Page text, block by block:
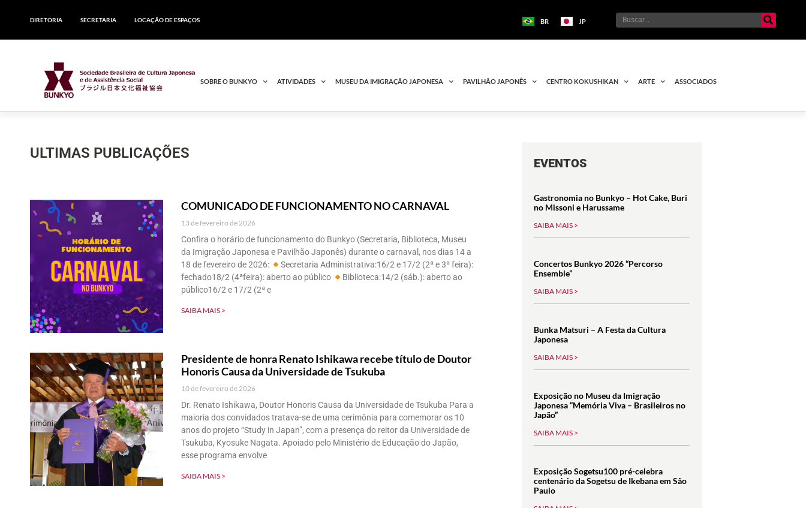
DIRETORIA SECRETARIA LOCAÇÃO DE ESPAÇOS BR JP
SOBRE O BUNKYO ATIVIDADES MUSEU DA IMIGRAÇÃO JAPONESA PAVILHÃO JAPONÊS CENTRO KOKUSHIKAN ARTE ASSOCIADOS
ULTIMAS PUBLICAÇÕES
COMUNICADO DE FUNCIONAMENTO NO CARNAVAL
13 de fevereiro de 2026
Confira o horário de funcionamento do Bunkyo (Secretaria, Biblioteca, Museu
da Imigração Japonesa e Pavilhão Japonês) durante o carnaval, nos dias 14 a
18 de fevereiro de 2026:
Secretaria Administrativa:16/2 e 17/2 (2ª e 3ª feira):
fechado18/2 (4ªfeira): aberto ao público
Biblioteca:14/2 (sáb.): aberto ao
público16/2 e 17/2 (2ª e
SAIBA MAIS >
Presidente de honra Renato Ishikawa recebe título de Doutor
Honoris Causa da Universidade de Tsukuba
10 de fevereiro de 2026
Dr. Renato Ishikawa, Doutor Honoris Causa da Universidade de Tsukuba Para a
maioria dos convidados tratava-se de uma cerimônia para comemorar os 10
anos do projeto “Study in Japan”, com a presença do reitor da Universidade de
Tsukuba, Kyosuke Nagata. Apoiado pelo Ministério de Educação do Japão,
esse programa envolve
SAIBA MAIS >
EVENTOS
Gastronomia no Bunkyo – Hot Cake, Buri
no Missoni e Harussame
SAIBA MAIS >
Concertos Bunkyo 2026 “Percorso
Ensemble”
SAIBA MAIS >
Bunka Matsuri – A Festa da Cultura
Japonesa
SAIBA MAIS >
Exposição no Museu da Imigração
Japonesa “Memória Viva – Brasileiros no
Japão”
SAIBA MAIS >
Exposição Sogetsu100 pré-celebra
centenário da Sogetsu de Ikebana em São
Paulo